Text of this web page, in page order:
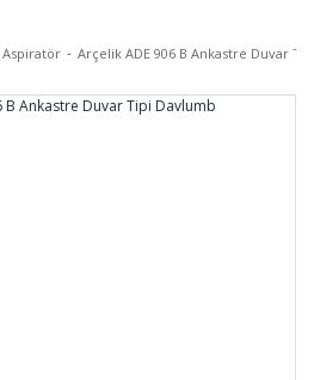
Arçelik ADE 906 B Ankastre Duvar